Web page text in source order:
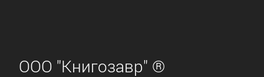
ООО "Книгозавр" ®